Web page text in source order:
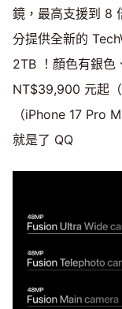
鏡，最高支援到 8
分提供全新的
2TB ！顏色有銀色
NT$39,900 元起
（iPhone 17 Pro
就是了 QQ